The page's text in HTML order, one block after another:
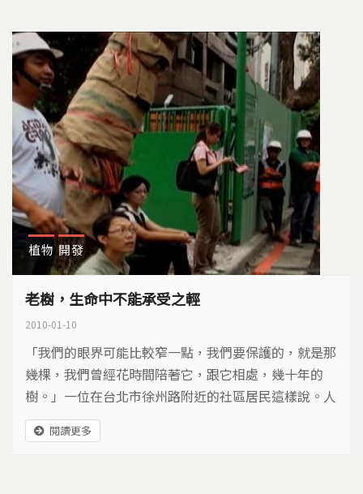
植物 開發
老樹，生命中不能承受之輕
2010-01-10
「我們的眼界可能比較窄一點，我們要保護的，就是那
幾棵，我們曾經花時間陪著它，跟它相處，幾十年的
樹。」一位在台北市徐州路附近的社區居民這樣說。人
與樹、環境保護的故事，就從國有財產局出售台北市徐
州路10號土地這一刻起，拉開了序幕。
閱讀更多